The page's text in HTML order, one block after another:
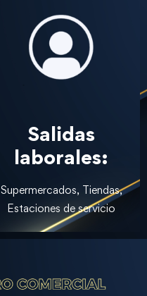
Salidas
laborales:
Supermercados, Tiendas,
Estaciones de servicio